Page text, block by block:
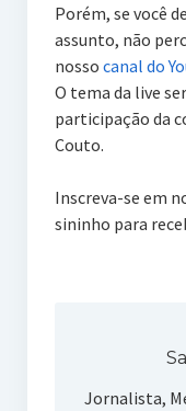
Porém, se você
assunto, não
nosso canal do
O tema da live
participação da
Couto.
Inscreva-se em
sininho para
Jornalista,